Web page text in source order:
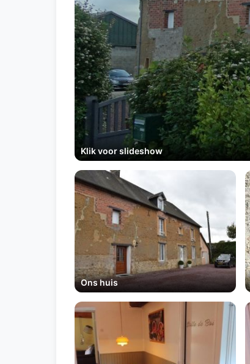
Klik voor slideshow
Ons huis